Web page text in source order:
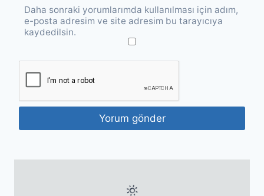
Daha sonraki yorumlarımda kullanılması için adım,
e-posta adresim ve site adresim bu tarayıcıya
kaydedilsin.